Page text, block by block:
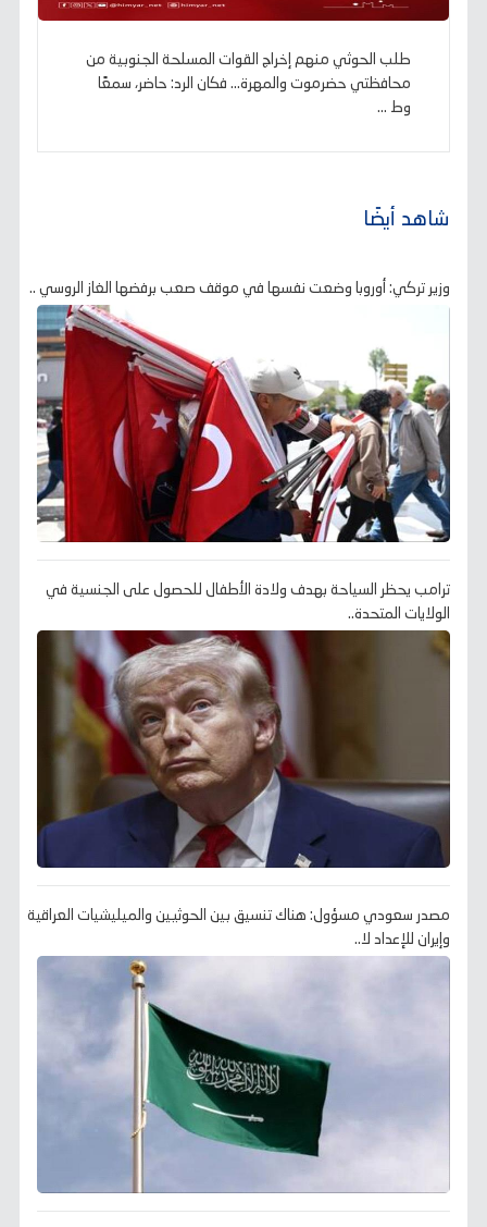
طلب الحوثي منهم إخراج القوات المسلحة الجنوبية من
محافظتي حضرموت والمهرة... فكان الرد: حاضر، سمعًا
وط ...
شاهد أيضًا
وزير تركي: أوروبا وضعت نفسها في موقف صعب برفضها الغاز الروسي ..
ترامب يحظر السياحة بهدف ولادة الأطفال للحصول على الجنسية في
الولايات المتحدة..
مصدر سعودي مسؤول: هناك تنسيق بين الحوثيين والميليشيات العراقية
وإيران للإعداد لا..